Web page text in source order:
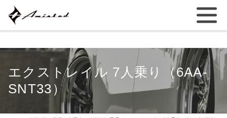
エクストレイル 7人乗り（6AA-
SNT33）